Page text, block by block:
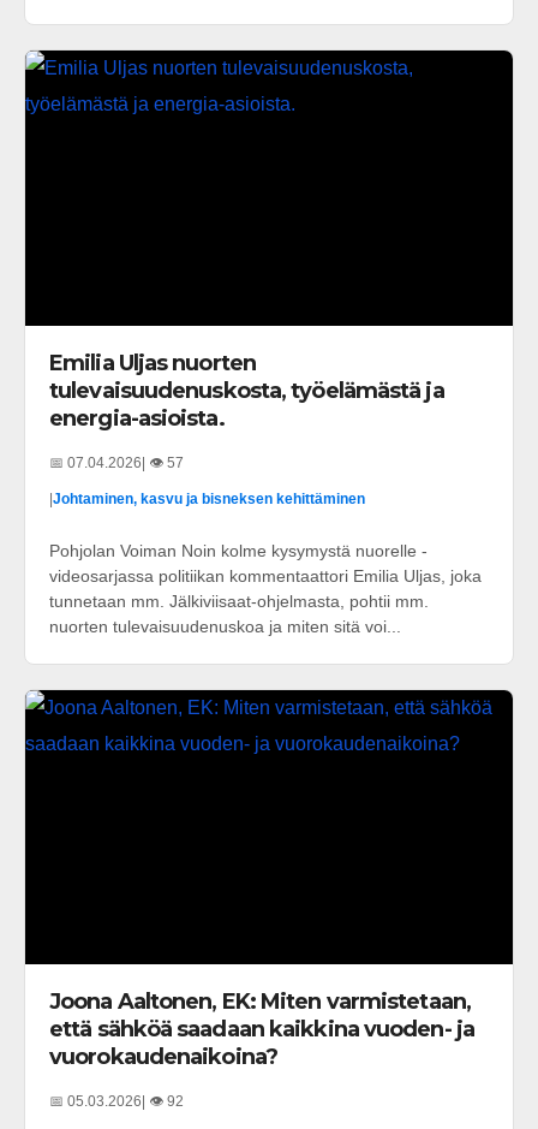
Emilia Uljas nuorten
tulevaisuudenuskosta, työelämästä ja
energia-asioista.
📅 07.04.2026| 👁️ 57
|Johtaminen, kasvu ja bisneksen kehittäminen
Pohjolan Voiman Noin kolme kysymystä nuorelle -
videosarjassa politiikan kommentaattori Emilia Uljas, joka
tunnetaan mm. Jälkiviisaat-ohjelmasta, pohtii mm.
nuorten tulevaisuudenuskoa ja miten sitä voi...
Joona Aaltonen, EK: Miten varmistetaan,
että sähköä saadaan kaikkina vuoden- ja
vuorokaudenaikoina?
📅 05.03.2026 | 👁️ 92